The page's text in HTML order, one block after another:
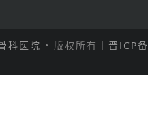
科医院 • 版权所有丨 晋ICP